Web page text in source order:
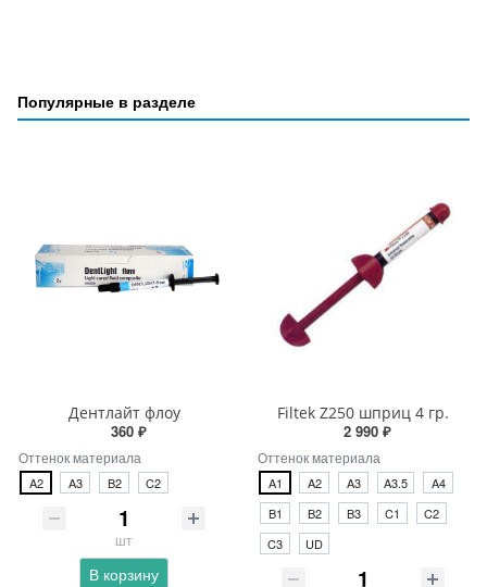
Популярные в разделе
Дентлайт флоу
360 ₽
Оттенок материала
A2 A3 B2 C2
шт
В корзину
Filtek Z250 шприц 4 гр.
2 990 ₽
Оттенок материала
A1 A2 A3 A3.5
A4
B1
B2 B3 C1
C2
C3
UD